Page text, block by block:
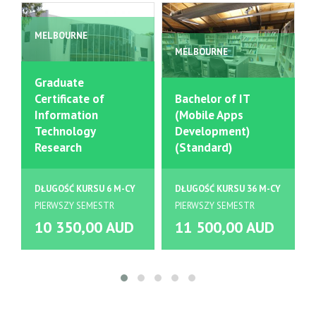
MELBOURNE
Graduate
Certificate of
Information
Technology
Research
DŁUGOŚĆ KURSU 6 M-CY
PIERWSZY SEMESTR
10 350,00 AUD
MELBOURNE
Bachelor of IT
(Mobile Apps
Development)
(Standard)
DŁUGOŚĆ KURSU 36 M-CY
PIERWSZY SEMESTR
11 500,00 AUD